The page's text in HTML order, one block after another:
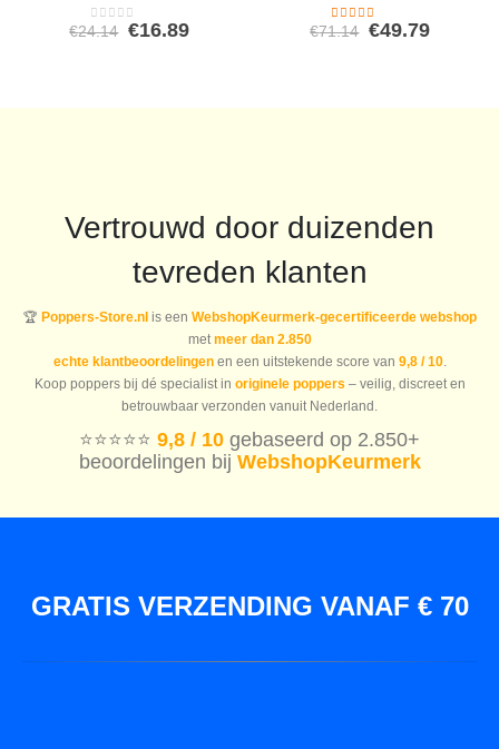
0out of 5
€24.14 Oorspronkelijke
€16.89Huidige
4.00out of 5
€71.14 €49.79
Vertrouwd door duizenden
tevreden klanten
🏆 Poppers-Store.nl is een WebshopKeurmerk-gecertificeerde webshop
met meer dan 2.850
echte klantbeoordelingenen een uitstekende score van 9,8 / 10.
Koop poppers bij dé specialist in originele poppers – veilig, discreet en
betrouwbaar verzonden vanuit Nederland.
⭐️⭐️⭐️⭐️⭐️ 9,8 / 10 gebaseerd op 2.850+
beoordelingen bij WebshopKeurmerk
GRATIS VERZENDING VANAF € 70